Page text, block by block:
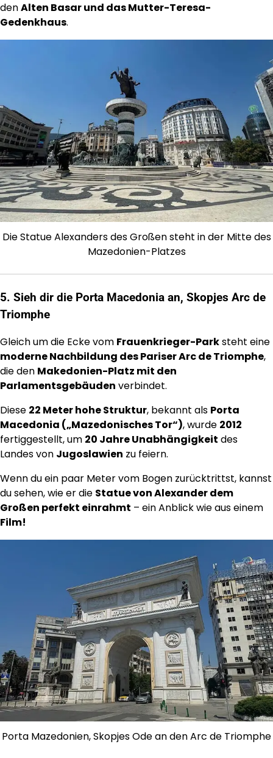
denAlten Basar und das Mutter-Teresa-
Gedenkhaus.
Die Statue Alexanders des Großen steht in der Mitte des
Mazedonien-Platzes
5. Sieh dir die Porta Macedonia an, Skopjes Arc de
Triomphe
Gleich um die Ecke vom Frauenkrieger-Parksteht eine
moderne Nachbildung des Pariser Arc de Triomphe,
die den Makedonien-Platz mit den
Parlamentsgebäuden verbindet.
Diese 22 Meter hohe Struktur, bekannt als Porta
Macedonia („Mazedonisches Tor“), wurde 2012
fertiggestellt, um 20 Jahre Unabhängigkeit des
Landes von Jugoslawien zu feiern.
Wenn du ein paar Meter vom Bogen zurücktrittst, kannst
du sehen, wie er die Statue von Alexander dem
Großen perfekt einrahmt – ein Anblick wie aus einem
Film!
Porta Mazedonien, Skopjes Ode an den Arc de Triomphe